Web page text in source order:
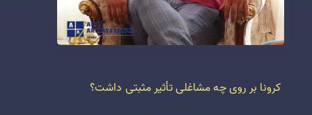
کرونا بر روی چه مشاغلی تأثیر مثبتی داشت؟